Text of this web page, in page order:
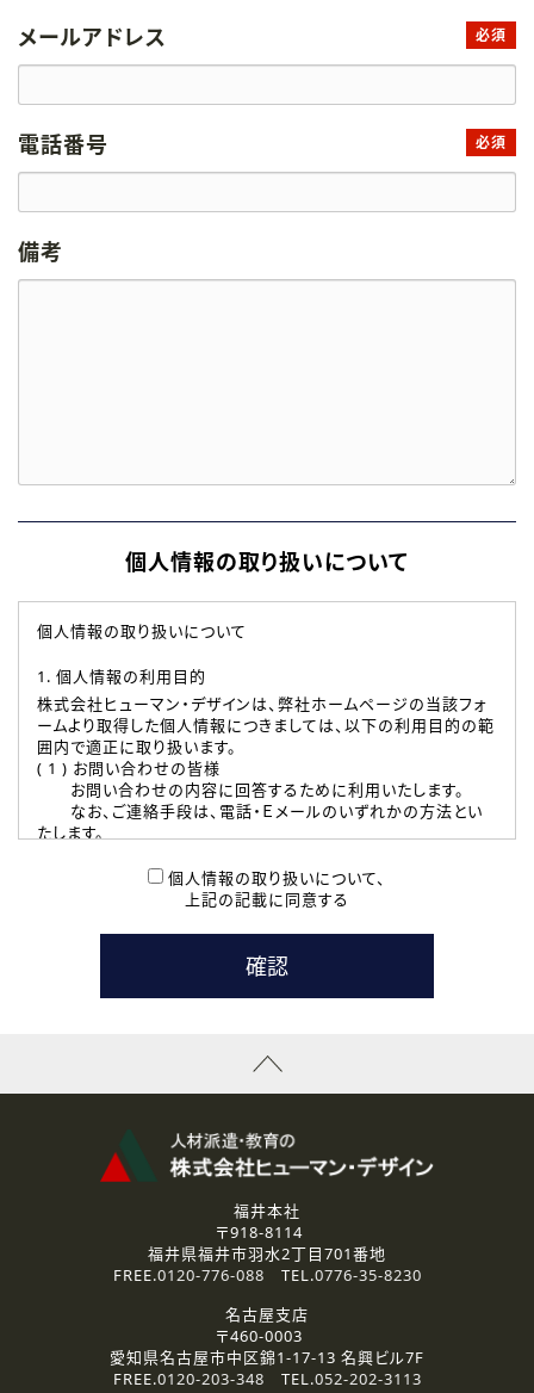
メールアドレス 必須
電話番号 必須
備考
個人情報の取り扱いについて
個人情報の取り扱いについて
1. 個人情報の利用目的
株式会社ヒューマン・デザインは、弊社ホームページの当該フォ
ームより取得した個人情報につきましては、以下の利用目的の範
囲内で適正に取り扱います。
( 1 ) お問い合わせの皆様
お問い合わせの内容に回答するために利用いたします。
なお、ご連絡手段は、電話・Ｅメールのいずれかの方法とい
たします。
本登録に関するご連絡および本登録時の参考情報として利
たします。
( 3 ) スタッフ派遣を検討されている企業の皆様
お問い合わせの内容に回答するために利用いたします。
なお、ご連絡手段は、電話・Ｅメールのいずれかの方法とい
資料送付、受講相談に関するご連絡のために利用いたしま
その他、お問い合わせの内容に回答するために利用いたし
なお、ご連絡手段は、電話・Ｅメールのいずれかの方法とい
2.個人情報の第三者提供
ご提供いただいた個人情報は、法令等の規定に従う場合を除き、
3.個人情報の取り扱いの委託
弊社の定める個人情報保護の評価基準を満たした委託先に、個
人情報を委託する場合があります。
個人情報の取り扱いについて、
上記の記載に同意する
福井本社
〒918-8114
福井県福井市羽水2丁目701番地
FREE.0120-776-088 TEL.0776-35-8230
名古屋支店
〒460-0003
愛知県名古屋市中区錦1-17-13 名興ビル7F
FREE.0120-203-348 TEL.052-202-3113